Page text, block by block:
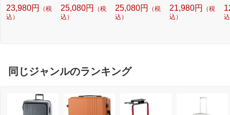
載 フットストッパ
ータイプ USB充電
23,980円
（税
込）
載 フットストッパ
ータイプ USB充電
25,080円
（税
込）
載 フットストッパ
ータイプ USB充電
25,080円
（税
込）
ジッパータイプ M
AXsTOP（マック
21,980円
（税
込）
同じジャンルのランキング